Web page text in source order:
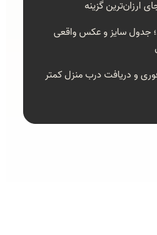
ارزان‌ترین گزینه
جدول سایز و عکس واقعی
و دریافت درب منزل کمتر